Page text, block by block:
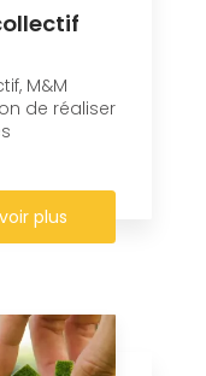
M&M
de réaliser
plus